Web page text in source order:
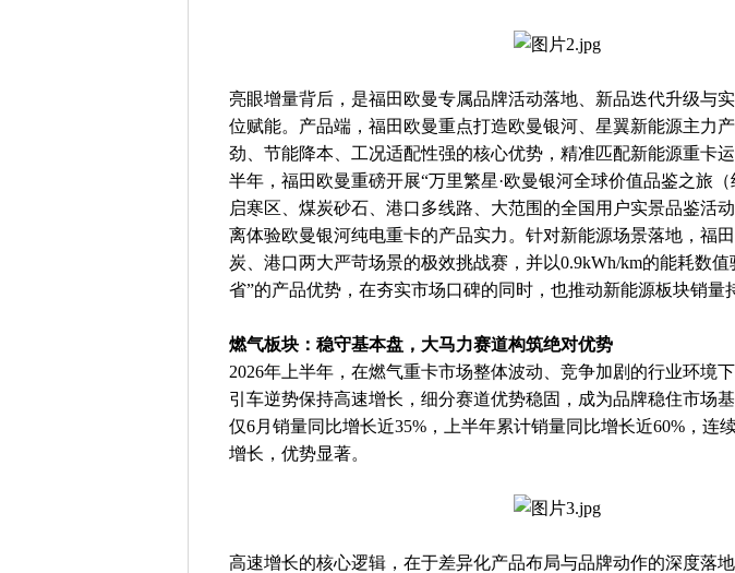
亮眼增量背后，是福田欧曼专属品牌活动落地、新品迭代升级与
位赋能。产品端，福田欧曼重点打造欧曼银河、星翼新能源主力
劲、节能降本、工况适配性强的核心优势，精准匹配新能源重卡
半年，福田欧曼重磅开展“万里繁星·欧曼银河全球价值品鉴之旅
启寒区、煤炭砂石、港口多线路、大范围的全国用户实景品鉴活
离体验欧曼银河纯电重卡的产品实力。针对新能源场景落地，福
炭、港口两大严苛场景的极效挑战赛，并以0.9kWh/km的能耗数值
省”的产品优势，在夯实市场口碑的同时，也推动新能源板块销量
燃气板块：稳守基本盘，大马力赛道构筑绝对优势
2026年上半年，在燃气重卡市场整体波动、竞争加剧的行业环境
引车逆势保持高速增长，细分赛道优势稳固，成为品牌稳住市场
仅6月销量同比增长近35%，上半年累计销量同比增长近60%，连
增长，优势显著。
高速增长的核心逻辑，在于差异化产品布局与品牌动作的深度落